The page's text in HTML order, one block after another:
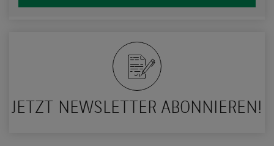
JETZT NEWSLETTER ABONNIEREN!